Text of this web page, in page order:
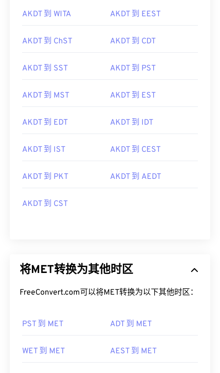
AKDT 到 WITA AKDT 到 EEST
AKDT 到 ChST AKDT 到 CDT
AKDT 到 SST AKDT 到 PST
AKDT 到 MST AKDT 到 EST
AKDT 到 EDT AKDT 到 IDT
AKDT 到 IST AKDT 到 CEST
AKDT 到 PKT AKDT 到 AEDT
AKDT 到 CST
将MET转换为其他时区
FreeConvert.com可以将MET转换为以下其他时区：
PST 到 MET ADT 到 MET
WET 到 MET AEST 到 MET